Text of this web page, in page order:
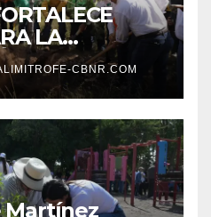
LA
Y
SUSCBNR.COM
Martínez